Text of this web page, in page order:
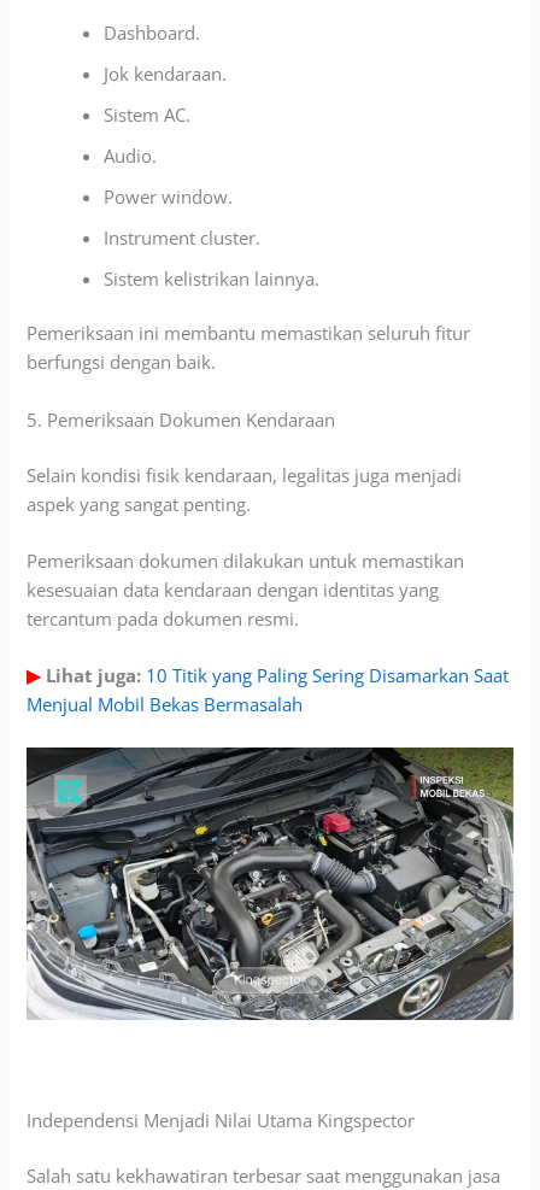
Dashboard.
Jok kendaraan.
Sistem AC.
Audio.
Power window.
Instrument cluster.
Sistem kelistrikan lainnya.
Pemeriksaan ini membantu memastikan seluruh fitur
berfungsi dengan baik.
5. Pemeriksaan Dokumen Kendaraan
Selain kondisi fisik kendaraan, legalitas juga menjadi
aspek yang sangat penting.
Pemeriksaan dokumen dilakukan untuk memastikan
kesesuaian data kendaraan dengan identitas yang
tercantum pada dokumen resmi.
▶Lihat juga: 10 Titik yang Paling Sering Disamarkan Saat
Menjual Mobil Bekas Bermasalah
Independensi Menjadi Nilai Utama Kingspector
Salah satu kekhawatiran terbesar saat menggunakan jasa